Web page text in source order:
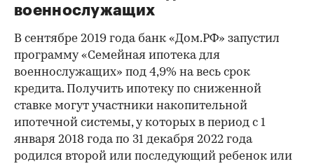
военнослужащих
В сентябре 2019 года банк «Дом.РФ» запустил
программу «Семейная ипотека для
военнослужащих» под 4,9% на весь срок
кредита. Получить ипотеку по сниженной
ставке могут участники накопительной
ипотечной системы, у которых в период с 1
января 2018 года по 31 декабря 2022 года
родился второй или последующий ребенок или